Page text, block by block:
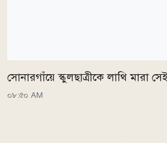
সোনারগাঁয়ে স্কুলছাত্রীকে লাথি মারা
০৮:৫০ AM